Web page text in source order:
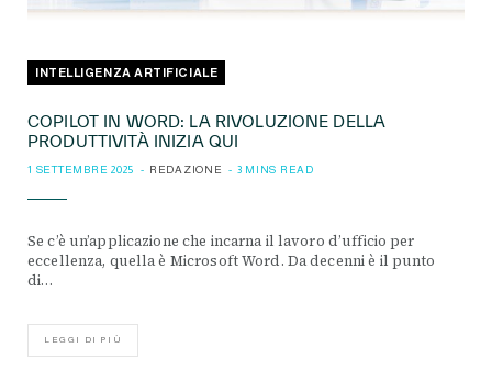
INTELLIGENZA ARTIFICIALE
COPILOT IN WORD: LA RIVOLUZIONE DELLA
PRODUTTIVITÀ INIZIA QUI
1 SETTEMBRE 2025 REDAZIONE 3 MINS READ
Se c’è un’applicazione che incarna il lavoro d’ufficio per
eccellenza, quella è Microsoft Word. Da decenni è il punto
di…
LEGGI DI PIÙ